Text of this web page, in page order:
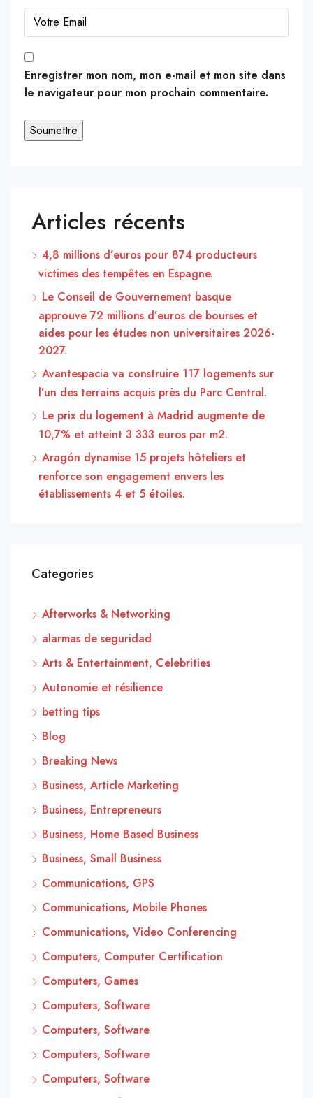
Enregistrer mon nom, mon e-mail et mon site dans
le navigateur pour mon prochain commentaire.
Articles récents
4,8 millions d’euros pour 874 producteurs
victimes des tempêtes en Espagne.
Le Conseil de Gouvernement basque
approuve 72 millions d’euros de bourses et
aides pour les études non universitaires 2026-
2027.
Avantespacia va construire 117 logements sur
l’un des terrains acquis près du Parc Central.
Le prix du logement à Madrid augmente de
10,7% et atteint 3 333 euros par m2.
Aragón dynamise 15 projets hôteliers et
renforce son engagement envers les
établissements 4 et 5 étoiles.
Categories
Afterworks & Networking
alarmas de seguridad
Arts & Entertainment, Celebrities
Autonomie et résilience
betting tips
Blog
Breaking News
Business, Article Marketing
Business, Entrepreneurs
Business, Home Based Business
Business, Small Business
Communications, GPS
Communications, Mobile Phones
Communications, Video Conferencing
Computers, Computer Certification
Computers, Games
Computers, Software
Computers, Software
Computers, Software
Computers, Software